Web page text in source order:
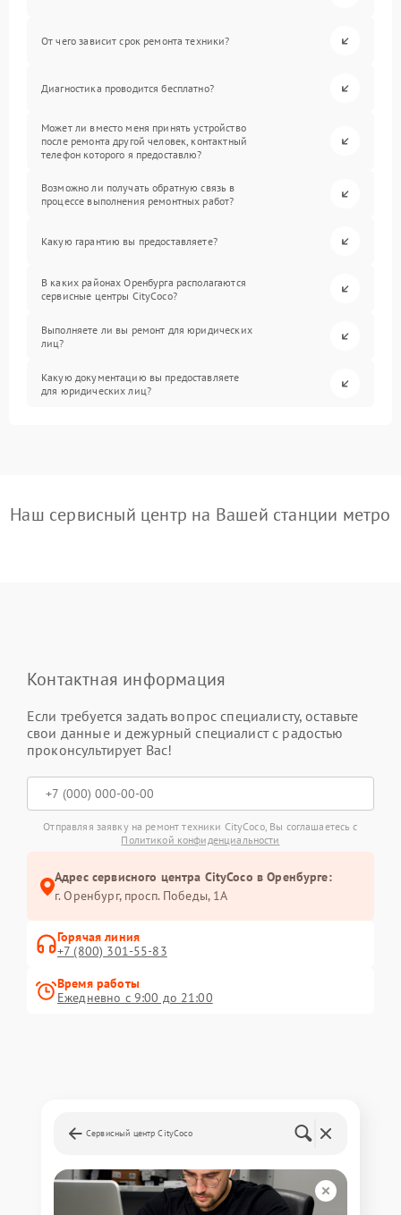
От чего зависит срок ремонта техники?
Диагностика проводится бесплатно?
Может ли вместо меня принять устройство
после ремонта другой человек, контактный
телефон которого я предоставлю?
Возможно ли получать обратную связь в
процессе выполнения ремонтных работ?
Какую гарантию вы предоставляете?
В каких районах Оренбурга располагаются
сервисные центры CityCoco?
Выполняете ли вы ремонт для юридических
лиц?
Какую документацию вы предоставляете
для юридических лиц?
Наш сервисный центр на Вашей станции метро
Контактная информация
Если требуется задать вопрос специалисту, оставьте
свои данные и дежурный специалист с радостью
проконсультирует Вас!
Отправляя заявку на ремонт техники CityCoco, Вы соглашаетесь с
Политикой конфиденциальности
Адрес сервисного центра CityCoco в Оренбурге:
г. Оренбург, просп. Победы, 1А
Горячая линия
+7 (800) 301-55-83
Время работы
Ежедневно с 9:00 до 21:00
Сервисный центр CityCoco